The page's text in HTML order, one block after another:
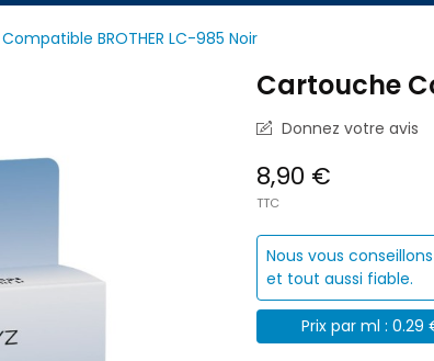
BROTHER LC-985 Noir
Cartouche
Donnez votre avis
8,90 €
TTC
Nous vous
et tout aussi fiable.
Prix par ml : 0.29